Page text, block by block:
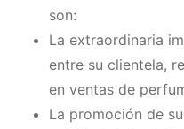
son:
La extraordinaria
entre su clientela,
en ventas de
La promoción de